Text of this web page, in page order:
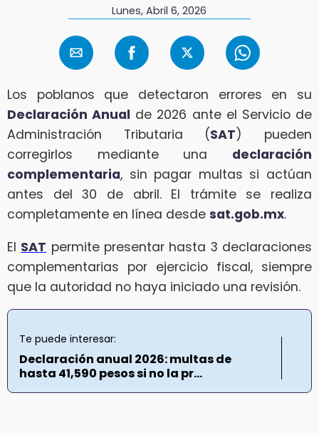
Lunes, Abril 6, 2026
Los poblanos que detectaron errores en su
Declaración Anual de 2026 ante el Servicio de
Administración Tributaria (SAT) pueden
corregirlos mediante una declaración
complementaria, sin pagar multas si actúan
antes del 30 de abril. El trámite se realiza
completamente en línea desde sat.gob.mx.
El SAT permite presentar hasta 3 declaraciones
complementarias por ejercicio fiscal, siempre
que la autoridad no haya iniciado una revisión.
Te puede interesar:
Declaración anual 2026: multas de
hasta 41,590 pesos si no la pr...